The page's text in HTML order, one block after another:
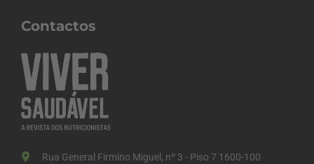
Contactos
Rua General Firmino Miguel, nº 3 - Piso 7 1600-100